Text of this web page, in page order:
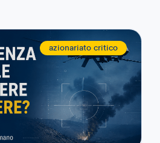
azionariato critico